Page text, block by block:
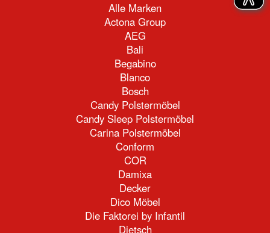
Alle Marken
Actona Group
AEG
Bali
Begabino
Blanco
Bosch
Candy Polstermöbel
Candy Sleep Polstermöbel
Carina Polstermöbel
Conform
COR
Damixa
Decker
Dico Möbel
Die Faktorei by Infantil
Dietsch